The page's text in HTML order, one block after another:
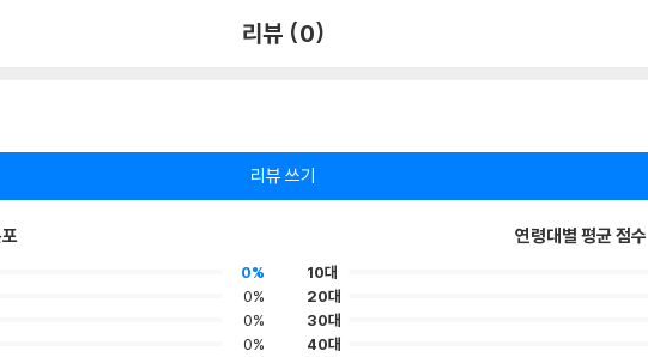
리뷰 (0)
리뷰 쓰기
0%
0%
0%
0%
연령대별 평균 점수
10대
20대
30대
40대